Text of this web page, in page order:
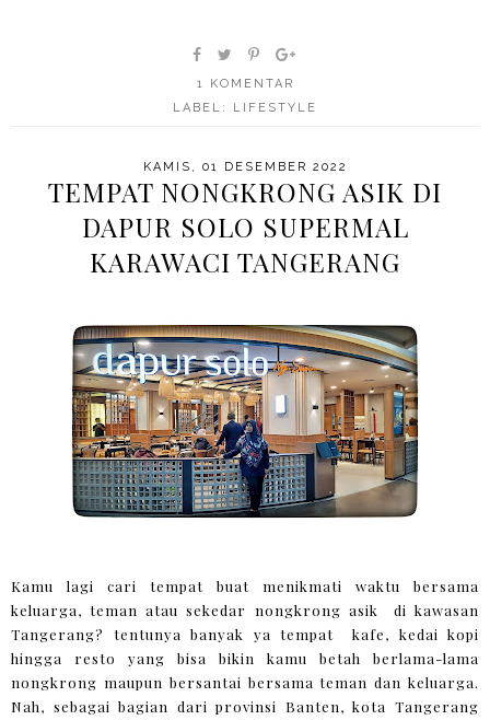
1 KOMENTAR
LABEL: LIFESTYLE
KAMIS, 01 DESEMBER 2022
TEMPAT NONGKRONG ASIK DI
DAPUR SOLO SUPERMAL
KARAWACI TANGERANG
Kamu lagi cari tempat buat menikmati waktu bersama
keluarga, teman atau sekedar nongkrong asik di kawasan
Tangerang? tentunya banyak ya tempat kafe, kedai kopi
hingga resto yang bisa bikin kamu betah berlama-lama
nongkrong maupun bersantai bersama teman dan keluarga.
Nah, sebagai bagian dari provinsi Banten, kota Tangerang